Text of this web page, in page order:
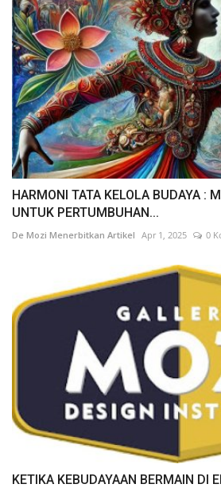
HARMONI TATA KELOLA BUDAYA :
UNTUK PERTUMBUHAN...
De Mozi Menerbitkan Artikel Apr 1, 2025 0
KETIKA KEBUDAYAAN BERMAIN DI